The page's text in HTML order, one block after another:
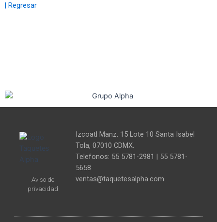
| Regresar
Aviso de
privacidad
Izcoatl Manz. 15 Lote 10 Santa Isabel
Tola, 07010 CDMX.
Telefonos: 55 5781-2981 | 55 5781-
5658
ventas@taquetesalpha.com